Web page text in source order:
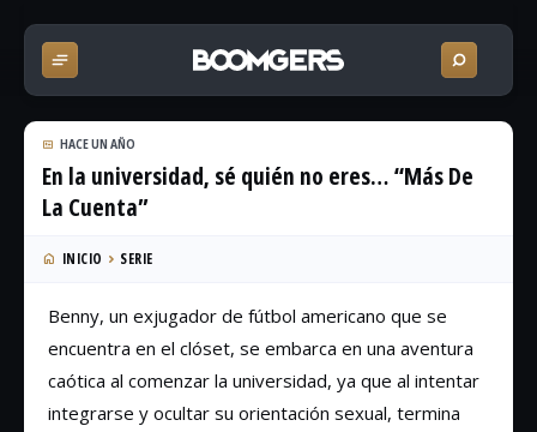
HACE UN AÑO
En la universidad, sé quién no eres… “Más De
La Cuenta”
INICIO SERIE
Benny, un exjugador de fútbol americano que se
encuentra en el clóset, se embarca en una aventura
caótica al comenzar la universidad, ya que al intentar
integrarse y ocultar su orientación sexual, termina